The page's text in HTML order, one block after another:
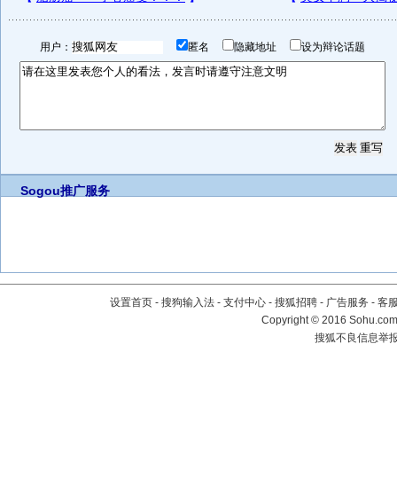
用户： 匿名 隐藏地址 设为辩论话题
Sogou推广服务
设置首页 - 搜狗输入法 - 支付中心 - 搜狐招聘 - 广告服务 - 客
Copyright©2016
搜狐不良信息举